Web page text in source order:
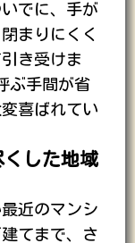
でに、手が
まりにくく
き受けま
ぶ手間が省
喜ばれてい
した地域
近のマンシ
てまで、さ